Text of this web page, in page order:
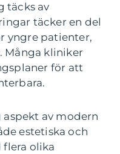
täcks av
täcker en del
yngre patienter,
Många kliniker
för att
av modern
estetiska och
olika